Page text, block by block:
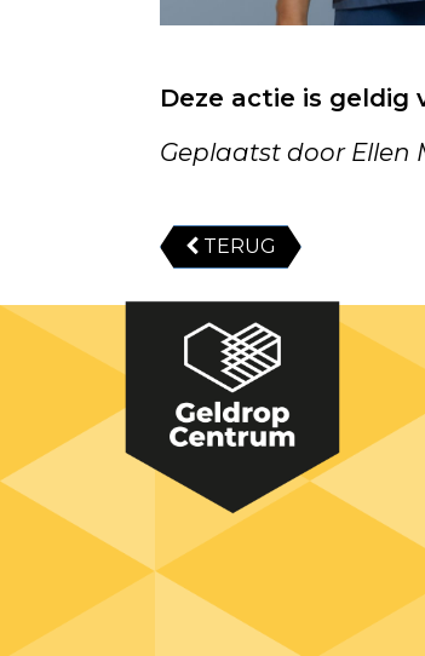
Deze actie is geldig
Geplaatst door Ellen
TERUG